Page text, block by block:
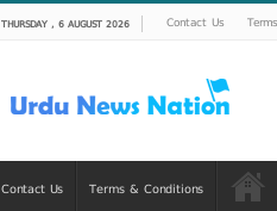
THURSDAY , 6 AUGUST 2026 Contact Us
Contact Us Terms & Conditions